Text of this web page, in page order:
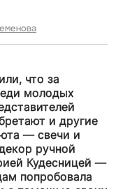
что за
молодых
и другие
— свечи и
ручной
Кудесницей —
попробовала